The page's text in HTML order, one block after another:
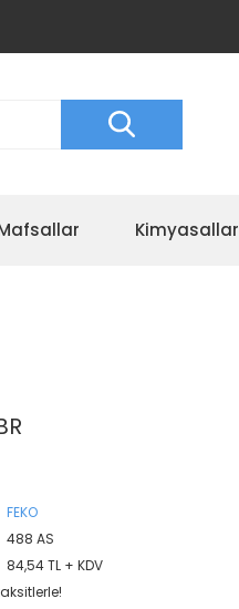
Kimyasallar
FEKO
488 AS
84,54 TL + KDV